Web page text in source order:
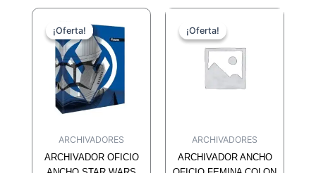
¡Oferta!
¡Oferta!
ARCHIVADORES
ARCHIVADOR OFICIO
¡Oferta!
¡Oferta!
ARCHIVADORES
ARCHIVADOR ANCHO